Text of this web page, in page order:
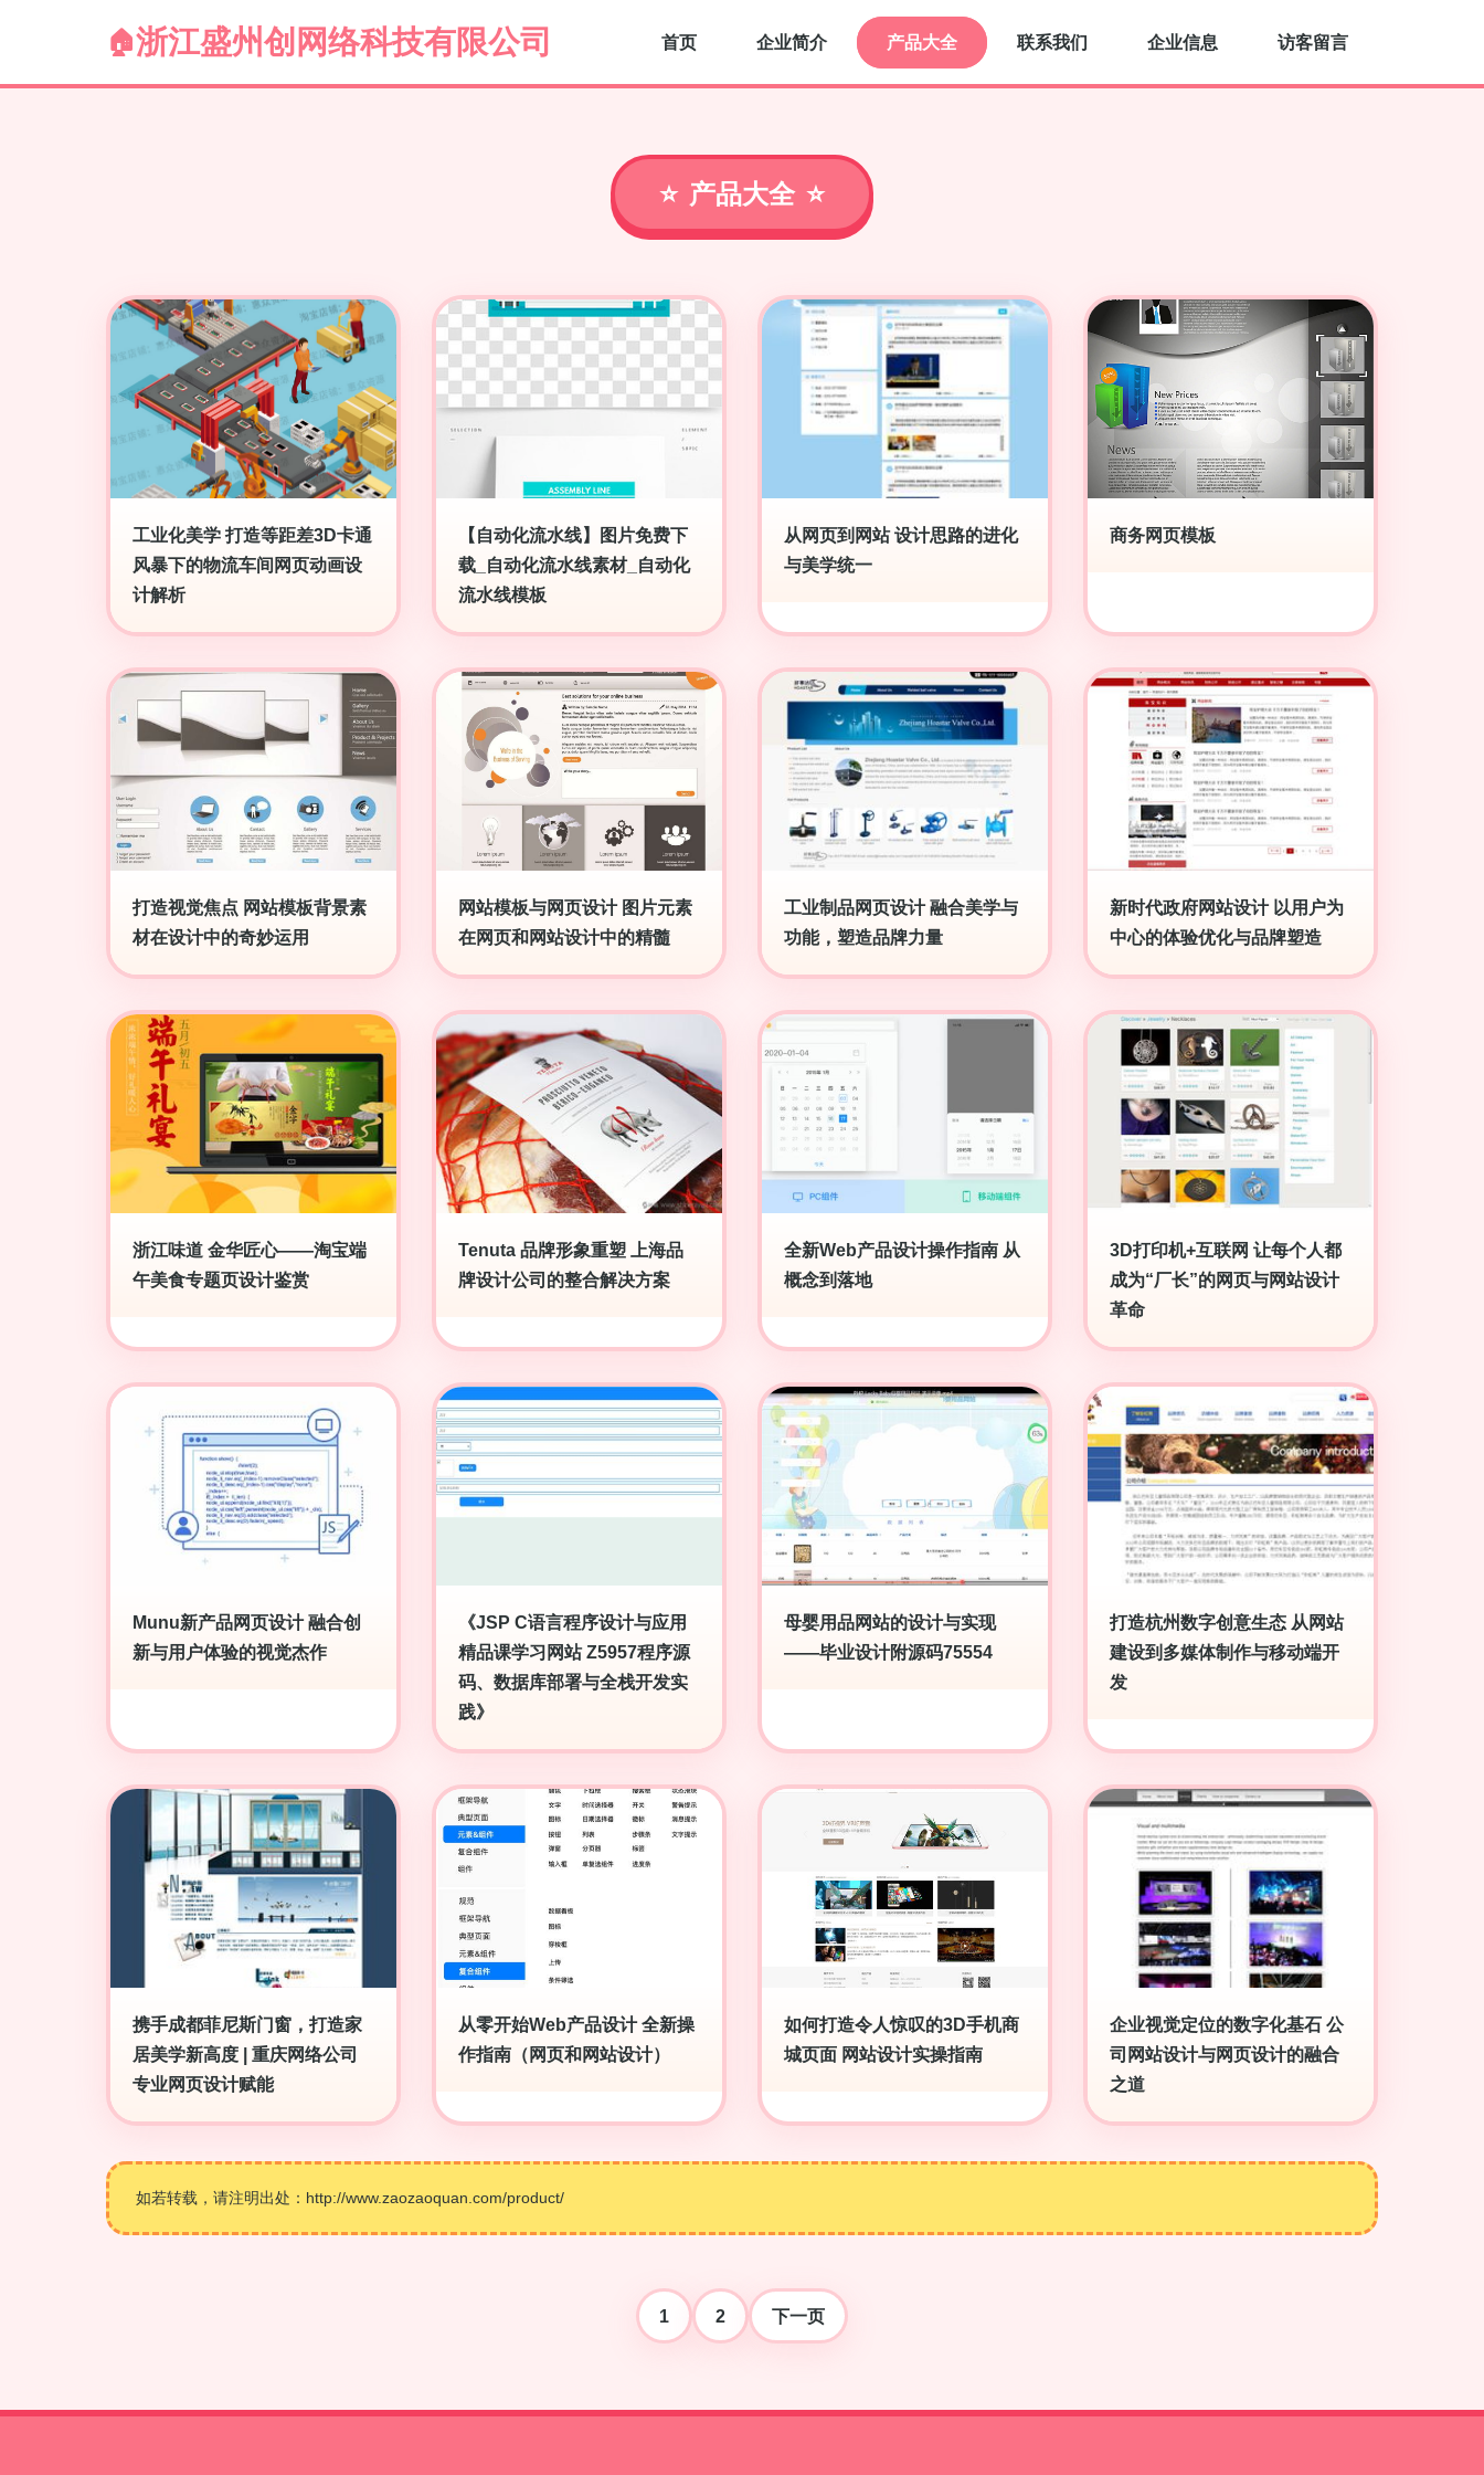
浙江盛州创网络科技有限公司 首页 企业简介 产品大全 联系我们 企业信息 访客留言
产品大全
工业化美学 打造等距差3D卡通
风暴下的物流车间网页动画设
计解析
【自动化流水线】图片免费下
载_自动化流水线素材_自动化
流水线模板
从网页到网站 设计思路的进化
与美学统一
商务网页模板
打造视觉焦点 网站模板背景素
材在设计中的奇妙运用
网站模板与网页设计 图片元素
在网页和网站设计中的精髓
工业制品网页设计 融合美学与
功能，塑造品牌力量
新时代政府网站设计 以用户为
中心的体验优化与品牌塑造
浙江味道 金华匠心——淘宝端
午美食专题页设计鉴赏
Tenuta 品牌形象重塑 上海品
牌设计公司的整合解决方案
全新Web产品设计操作指南 从
概念到落地
3D打印机+互联网 让每个人都
成为“厂长”的网页与网站设计
革命
Munu新产品网页设计 融合创
新与用户体验的视觉杰作
《JSP C语言程序设计与应用
精品课学习网站 Z5957程序源
码、数据库部署与全栈开发实
践》
母婴用品网站的设计与实现
——毕业设计附源码75554
打造杭州数字创意生态 从网站
建设到多媒体制作与移动端开
发
携手成都菲尼斯门窗，打造家
居美学新高度 | 重庆网络公司
专业网页设计赋能
从零开始Web产品设计 全新操
作指南（网页和网站设计）
如何打造令人惊叹的3D手机商
城页面 网站设计实操指南
企业视觉定位的数字化基石 公
司网站设计与网页设计的融合
之道
如若转载，请注明出处：http://www.zaozaoquan.com/product/
1 2 下一页